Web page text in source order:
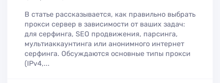
В статье рассказывается, как правильно выбрать
прокси сервер в зависимости от ваших задач:
для серфинга, SEO продвижения, парсинга,
мультиаккаунтинга или анонимного интернет
серфинга. Обсуждаются основные типы прокси
(IPv4,...